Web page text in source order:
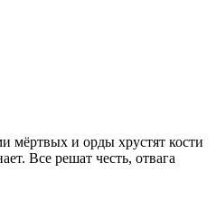
мёртвых и орды хрустят кости
Все решат честь, отвага